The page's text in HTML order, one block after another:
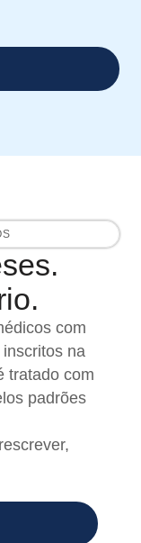
com
na
tratado com
padrões